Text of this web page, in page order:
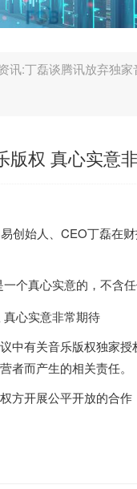
讯:丁磊谈腾讯放弃独
版权 真心实意
创始人、CEO丁磊在
个真心实意的，不含
中有关音乐版权独家
者而产生的相关责任。
方开展公平开放的合